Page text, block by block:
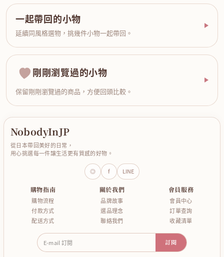
一起帶回的小物
延續同風格選物，挑幾件小物一起帶回。
剛剛瀏覽過的小物
保留剛剛瀏覽過的商品，方便回頭比較。
NobodyInJP
從日本帶回美好的日常，
用心挑選每一件讓生活更有質感的好物。
◎ f LINE
購物指南
購物流程
付款方式
配送方式
關於我們
品牌故事
選品理念
聯絡我們
會員服務
會員中心
訂單查詢
收藏清單
E-mail 訂閱 訂閱